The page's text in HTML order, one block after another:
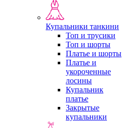
Купальники танкини
Топ и трусики
Топ и шорты
Платье и шорты
Платье и
укороченные
лосины
Купальник
платье
Закрытые
купальники